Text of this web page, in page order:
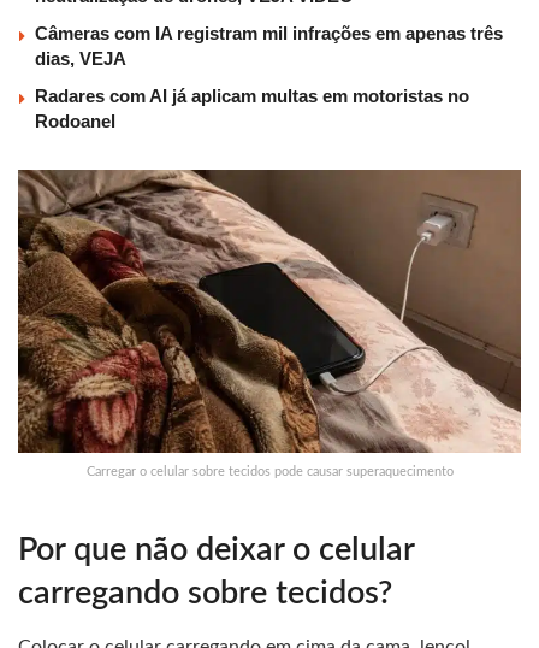
Câmeras com IA registram mil infrações em apenas três
dias, VEJA
Radares com AI já aplicam multas em motoristas no
Rodoanel
Carregar o celular sobre tecidos pode causar superaquecimento
Por que não deixar o celular
carregando sobre tecidos?